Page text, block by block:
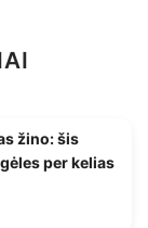
žino: šis
per kelias